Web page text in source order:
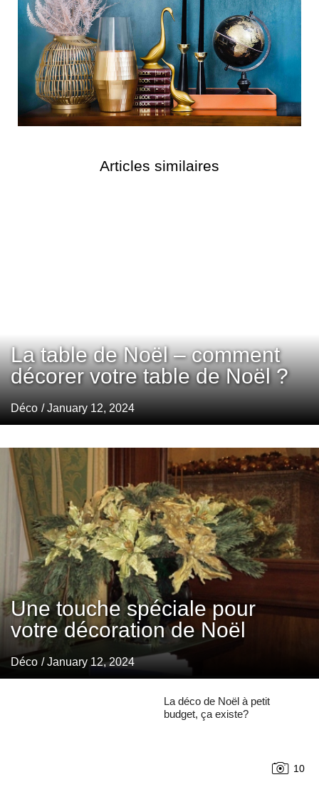
Articles similaires
La table de Noël – comment
décorer votre table de Noël ?
Déco / January 12, 2024
Une touche spéciale pour
votre décoration de Noël
Déco / January 12, 2024
La déco de Noël à petit
budget, ça existe?
10